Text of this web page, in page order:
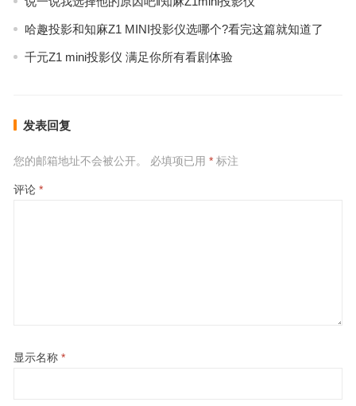
哈趣投影和知麻Z1 MINI投影仪选哪个?看完这篇就知道了
千元Z1 mini投影仪 满足你所有看剧体验
发表回复
您的邮箱地址不会被公开。 必填项已用 *标注
评论 *
显示名称 *